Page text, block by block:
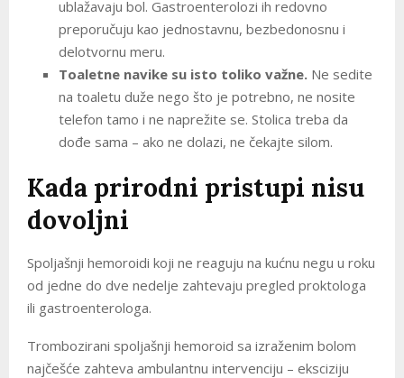
ublažavaju bol. Gastroenterolozi ih redovno
preporučuju kao jednostavnu, bezbedonosnu i
delotvornu meru.
Toaletne navike su isto toliko važne. Ne sedite
na toaletu duže nego što je potrebno, ne nosite
telefon tamo i ne naprežite se. Stolica treba da
dođe sama – ako ne dolazi, ne čekajte silom.
Kada prirodni pristupi nisu
dovoljni
Spoljašnji hemoroidi koji ne reaguju na kućnu negu u roku
od jedne do dve nedelje zahtevaju pregled proktologa
ili gastroenterologa.
Trombozirani spoljašnji hemoroid sa izraženim bolom
najčešće zahteva ambulantnu intervenciju – eksciziju